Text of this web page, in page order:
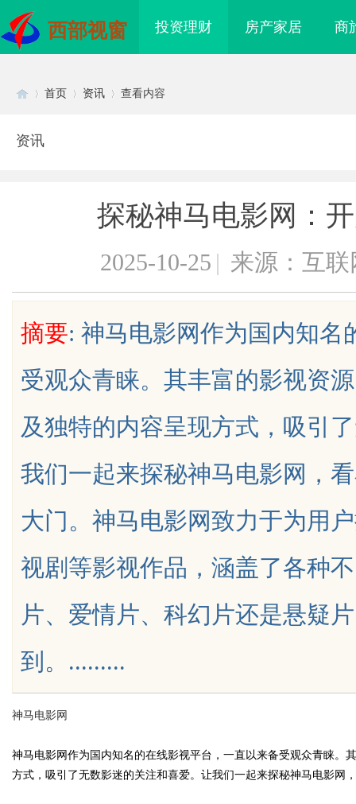
西部视窗 投资理财 房产家居 商
uz
首页 资讯 查看内容
资讯
探秘神马电影网：
2025-10-25 | 来源：互联
摘要: 神马电影网作为国内知名
受观众青睐。其丰富的影视资
及独特的内容呈现方式，吸引
我们一起来探秘神马电影网，
大门。神马电影网致力于为用
视剧等影视作品，涵盖了各种
片、爱情片、科幻片还是悬疑
到。.........
神马电影网
神马电影网作为国内知名的在线影视平台，一直以来备受观众青睐。
方式，吸引了无数影迷的关注和喜爱。让我们一起来探秘神马电影网
发体系全解析